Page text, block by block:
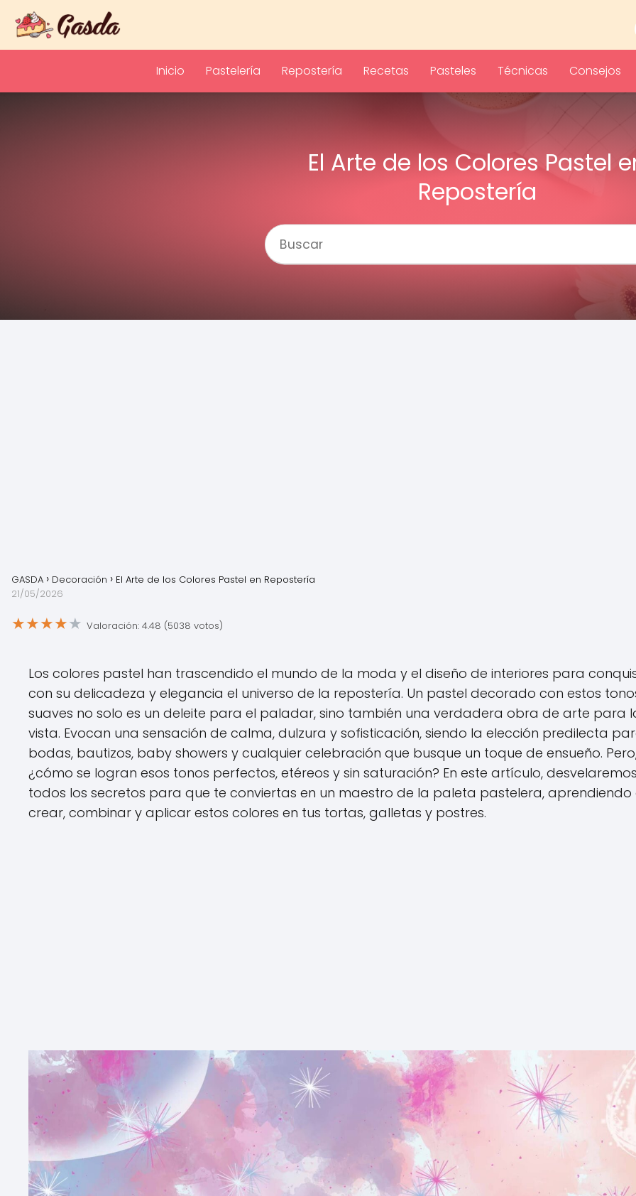
Inicio Pastelería Repostería Recetas Pasteles Técnicas Consejos
El Arte de los Colores Pastel
Repostería
GASDA Decoración
El Arte de los Colores Pastel en Repostería
21/05/2026
★★★★★ Valoración: 4.48 (5038 votos)
Los colores pastel han trascendido el mundo de la moda y el diseño de interiores para
con su delicadeza y elegancia el universo de la repostería. Un pastel decorado con estos
suaves no solo es un deleite para el paladar, sino también una verdadera obra de arte para
vista. Evocan una sensación de calma, dulzura y sofisticación, siendo la elección predilecta
bodas, bautizos, baby showers y cualquier celebración que busque un toque de ensueño.
¿cómo se logran esos tonos perfectos, etéreos y sin saturación? En este artículo, desvelaremos
todos los secretos para que te conviertas en un maestro de la paleta pastelera, aprendiendo
crear, combinar y aplicar estos colores en tus tortas, galletas y postres.